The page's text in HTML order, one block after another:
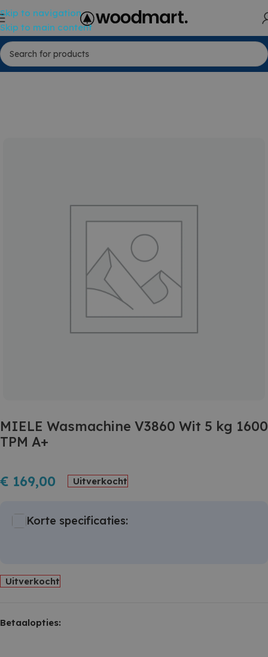
Skip to navigation
Skip to main content
MIELE Wasmachine V3860 Wit 5 kg 1600
TPM A+
€ 169,00 Uitverkocht
Korte specificaties:
Uitverkocht
Betaalopties: